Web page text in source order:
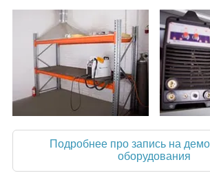
Подробнее про запись на
оборудования